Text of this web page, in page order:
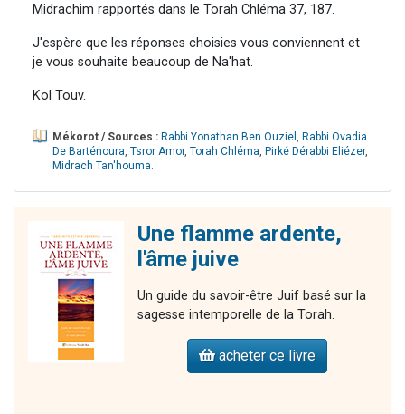
Midrachim rapportés dans le Torah Chléma 37, 187.
J'espère que les réponses choisies vous conviennent et
je vous souhaite beaucoup de Na'hat.
Kol Touv.
Mékorot / Sources : Rabbi Yonathan Ben Ouziel , Rabbi Ovadia
De Barténoura, Tsror Amor, Torah Chléma, Pirké Dérabbi Eliézer,
Midrach Tan'houma.
Une flamme ardente,
l'âme juive
Un guide du savoir-être Juif basé sur la
sagesse intemporelle de la Torah.
acheter ce livre